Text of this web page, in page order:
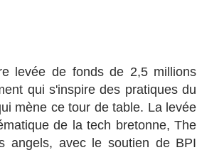
levée de fonds de 2,5 millions
qui s'inspire des pratiques du
mène ce tour de table. La levée
de la tech bretonne, The
angels, avec le soutien de BPI